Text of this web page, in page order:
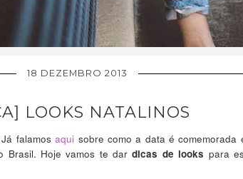
18 DEZEMBRO 2013
LOOKS NATALINOS
falamosaqui sobre como a data é comemorada
Brasil. Hoje vamos te dardicas de looks para